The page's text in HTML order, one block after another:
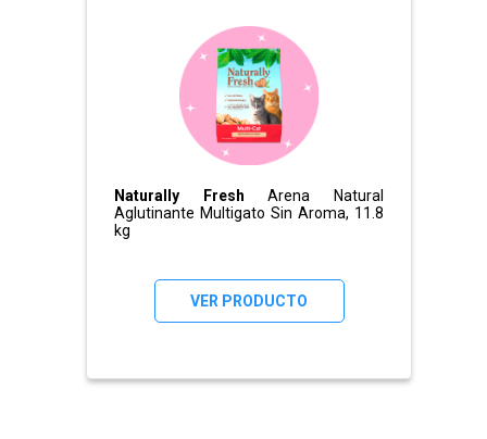
Naturally FreshArena Natural
Aglutinante Multigato Sin Aroma, 11.8
kg
VER PRODUCTO